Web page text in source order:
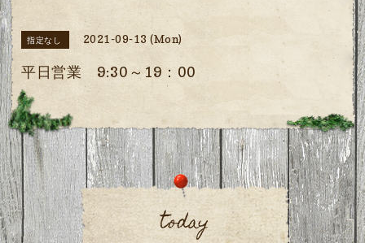
指定なし 2021-09-13 (Mon)
平日営業 9:30～19：00
today